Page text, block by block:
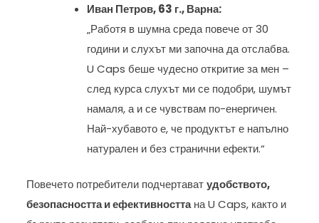
Иван Петров, 63 г., Варна:
„Работя в шумна среда повече от 30
години и слухът ми започна да отслабва.
U Caps беше чудесно откритие за мен –
след курса слухът ми се подобри, шумът
намаля, а и се чувствам по-енергичен.
Най-хубавото е, че продуктът е напълно
натурален и без странични ефекти.“
Повечето потребители подчертаватудобството,
безопасността и ефективносттана U Caps, както и